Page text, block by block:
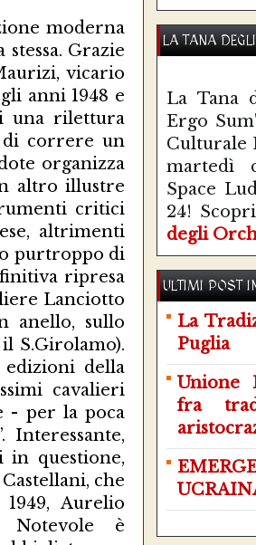
moderna
Grazie
vicario
anni 1948 e
una rilettura
di correre un
organizza
altro illustre
critici
altrimenti
purtroppo di
ripresa
Lanciotto
anello, sullo
S.Girolamo).
della
cavalieri
- per la poca
Interessante,
in questione,
che
Aurelio
Notevole è
LA TANA
La Tana
Ergo
Culturale
martedì
Space
24!
degli
ULTIMI POST
La
Puglia
Unione
fra